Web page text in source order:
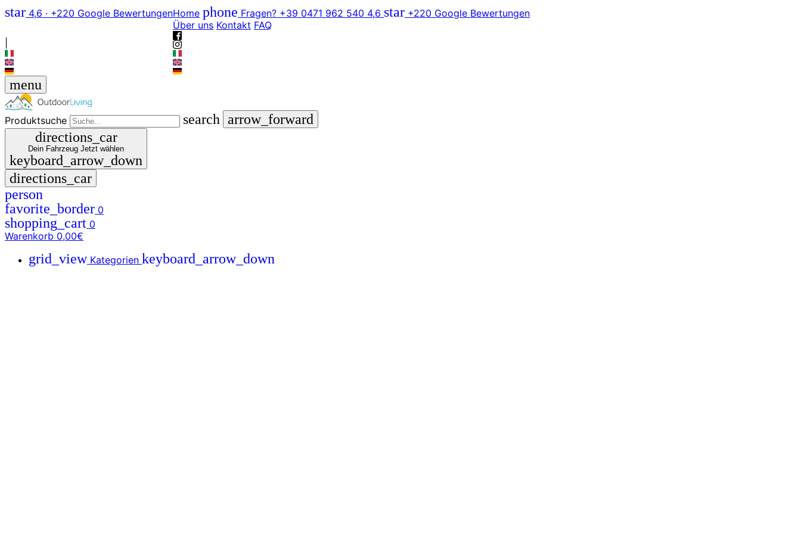
star 4,6 · +220 Google BewertungenHome phone Fragen? +39 0471 962 540 4,6 star +220 Google Bewertungen
Über uns Kontakt FAQ
menu
Produktsuche search arrow_forward
directions_car
Dein Fahrzeug Jetzt wählen
keyboard_arrow_down
directions_car
person
favorite_border 0
shopping_cart 0
Warenkorb 0,00€
grid_viewKategorien keyboard_arrow_down